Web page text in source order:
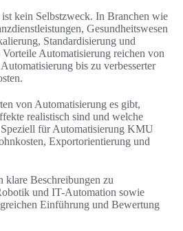
kein Selbstzweck. In Branchen wie
Gesundheitswesen
Standardisierung und
Automatisierung reichen von
bis zu verbesserter
von Automatisierung es gibt,
realistisch sind und welche
für Automatisierung KMU
Exportorientierung und
klare Beschreibungen zu
und IT-Automation sowie
Einführung und Bewertung